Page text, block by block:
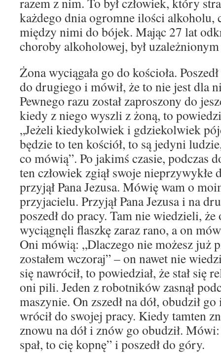
każdego dnia ogromne ilości alkoholu,
między nimi do bójek. Mając 27 lat
choroby alkoholowej, był
Żona wyciągała go do kościoła.
do drugiego i mówił, że to nie jest dla
Pewnego razu został zaproszony do
kiedy z niego wyszli z żoną, to
„Jeżeli kiedykolwiek i gdziekolwiek
będzie to ten kościół, to są jedyni
co mówią”. Po jakimś czasie, podczas
ten człowiek zgiął swoje nieprzywykłe
przyjął Pana Jezusa. Mówię wam o
przyjacielu. Przyjął Pana Jezusa i na
poszedł do pracy. Tam nie wiedzieli,
wyciągnęli flaszkę zaraz rano, a on
Oni mówią: „Dlaczego nie możesz już
zostałem wczoraj” – on nawet nie
się nawrócił, to powiedział, że stał się
oni pili. Jeden z robotników zasnął
maszynie. On zszedł na dół, obudził
wrócił do swojej pracy. Kiedy tamten
znowu na dół i znów go obudził. Mówi:
spał, to cię kopnę” i poszedł do góry.